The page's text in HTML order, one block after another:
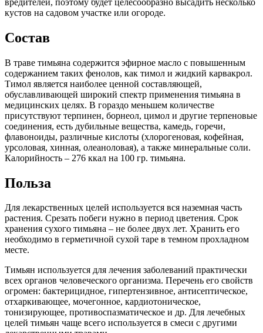
кустов на садовом участке или огороде.
Состав
В траве тимьяна содержится эфирное масло с повышенным
содержанием таких фенолов, как тимол и жидкий карвакрол.
Тимол является наиболее ценной составляющей,
обуславливающей широкий спектр применения тимьяна в
медицинских целях. В гораздо меньшем количестве
присутствуют терпинен, борнеол, цимол и другие терпеновые
соединения, есть дубильные вещества, камедь, горечи,
флавоноиды, различные кислоты (хлорогеновая, кофейная,
урсоловая, хинная, олеаноловая), а также минеральные соли.
Калорийность – 276 ккал на 100 гр. тимьяна.
Польза
Для лекарственных целей используется вся наземная часть
растения. Срезать побеги нужно в период цветения. Срок
хранения сухого тимьяна – не более двух лет. Хранить его
необходимо в герметичной сухой таре в темном прохладном
месте.
Тимьян используется для лечения заболеваний практически
всех органов человеческого организма. Перечень его свойств
огромен: бактерицидное, гипертензивное, антисептическое,
отхаркивающее, мочегонное, кардиотоническое,
тонизирующее, противоспазматическое и др. Для лечебных
целей тимьян чаще всего используется в смеси с другими